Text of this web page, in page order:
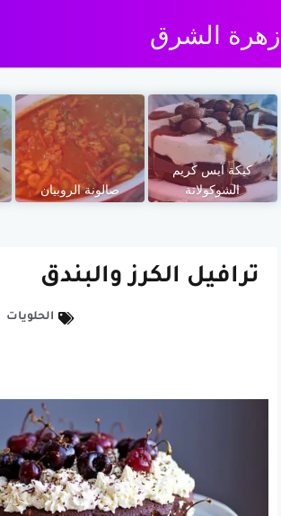
زهرة الشرق
كيكة آيس كريم
الشوكولاتة
صالونة الروبيان
ترافيل الكرز والبندق
الحلويات